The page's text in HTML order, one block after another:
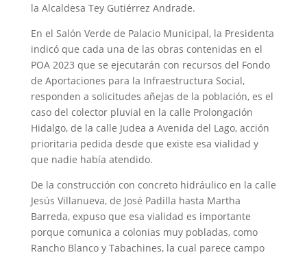
la Alcaldesa Tey Gutiérrez Andrade.
En el Salón Verde de Palacio Municipal, la Presidenta
indicó que cada una de las obras contenidas en el
POA 2023 que se ejecutarán con recursos del Fondo
de Aportaciones para la Infraestructura Social,
responden a solicitudes añejas de la población, es el
caso del colector pluvial en la calle Prolongación
Hidalgo, de la calle Judea a Avenida del Lago, acción
prioritaria pedida desde que existe esa vialidad y
que nadie había atendido.
De la construcción con concreto hidráulico en la calle
Jesús Villanueva, de José Padilla hasta Martha
Barreda, expuso que esa vialidad es importante
porque comunica a colonias muy pobladas, como
Rancho Blanco y Tabachines, la cual parece campo